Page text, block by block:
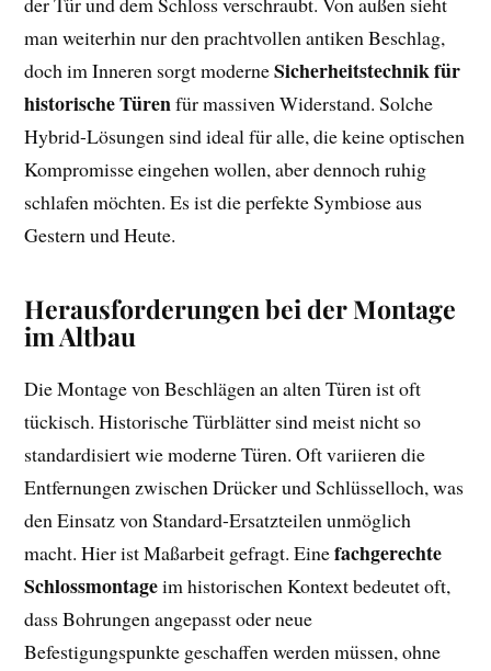
man weiterhin nur den prachtvollen antiken Beschlag,
doch im Inneren sorgt moderneSicherheitstechnik für
historische Türenfür massiven Widerstand. Solche
Hybrid-Lösungen sind ideal für alle, die keine optischen
Kompromisse eingehen wollen, aber dennoch ruhig
schlafen möchten. Es ist die perfekte Symbiose aus
Gestern und Heute.
Herausforderungen bei der Montage
im Altbau
Die Montage von Beschlägen an alten Türen ist oft
tückisch. Historische Türblätter sind meist nicht so
standardisiert wie moderne Türen. Oft variieren die
Entfernungen zwischen Drücker und Schlüsselloch, was
den Einsatz von Standard-Ersatzteilen unmöglich
macht. Hier ist Maßarbeit gefragt. Einefachgerechte
Schlossmontageim historischen Kontext bedeutet oft,
dass Bohrungen angepasst oder neue
Befestigungspunkte geschaffen werden müssen, ohne